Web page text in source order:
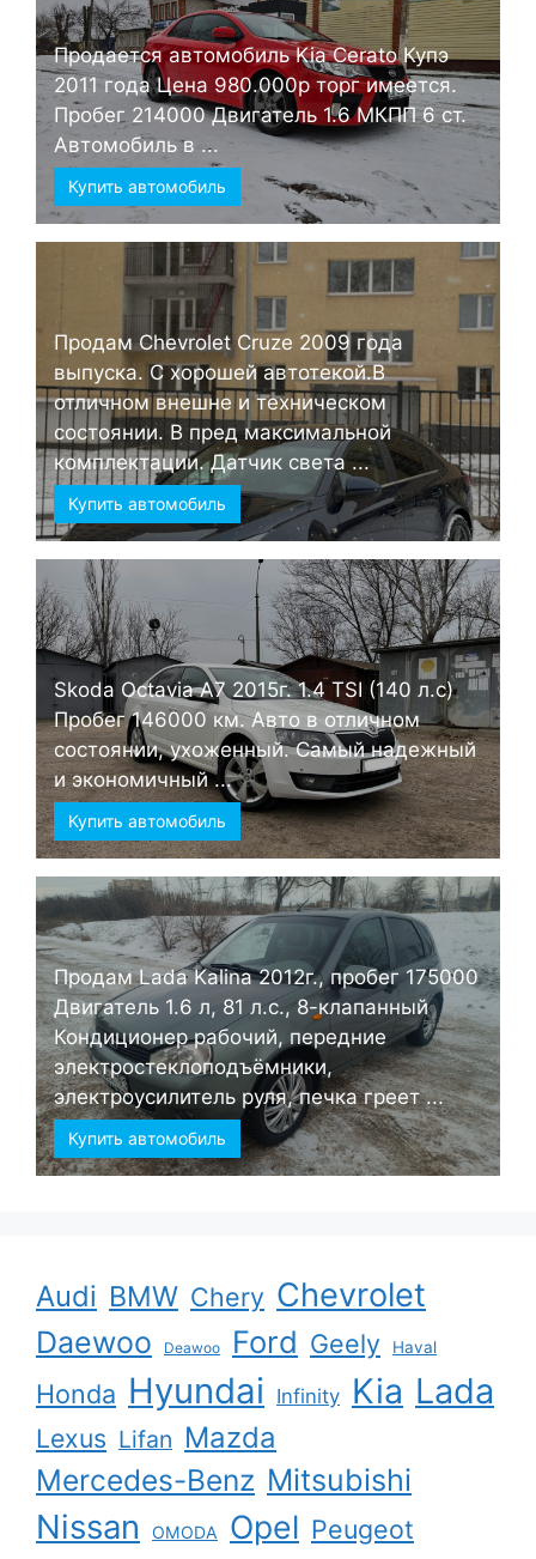
Продается автомобиль Kia Cerato Купэ
2011 года Цена 980.000р торг имеется.
Пробег 214000 Двигатель 1.6 МКПП 6 ст.
Автомобиль в ...
Купить автомобиль
Продам Chevrolet Cruze 2009 года
выпуска. С хорошей автотекой.В
отличном внешне и техническом
состоянии. В пред максимальной
комплектации. Датчик света ...
Купить автомобиль
Skoda Octavia А7 2015г. 1.4 TSI (140 л.с)
Пробег 146000 км. Авто в отличном
состоянии, ухоженный. Самый надежный
и экономичный ...
Купить автомобиль
Продам Lada Kalina 2012г., пробег 175000
Двигатель 1.6 л, 81 л.с., 8-клапанный
Кондиционер рабочий, передние
электростеклоподъёмники,
электроусилитель руля, печка греет ...
Купить автомобиль
Audi BMW Chery Chevrolet
Daewoo Deawoo Ford Geely Haval
Honda Hyundai Infinity Kia Lada
Lexus Lifan Mazda
Mercedes-Benz Mitsubishi
Nissan OMODA Opel Peugeot